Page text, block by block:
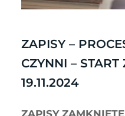
ZAPISY –
CZYNNI –
19.11.2024